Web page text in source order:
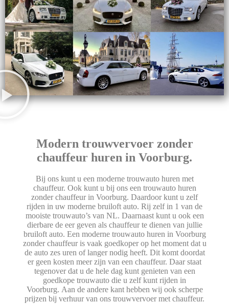
Modern trouwvervoer zonder
chauffeur huren in Voorburg.
Bij ons kunt u een moderne trouwauto huren met
chauffeur. Ook kunt u bij ons een trouwauto huren
zonder chauffeur in Voorburg. Daardoor kunt u zelf
rijden in uw moderne bruiloft auto. Rij zelf in 1 van de
mooiste trouwauto’s van NL. Daarnaast kunt u ook een
dierbare de eer geven als chauffeur te dienen van jullie
bruiloft auto. Een moderne trouwauto huren in Voorburg
zonder chauffeur is vaak goedkoper op het moment dat u
de auto zes uren of langer nodig heeft. Dit komt doordat
er geen kosten meer zijn van een chauffeur. Daar staat
tegenover dat u de hele dag kunt genieten van een
goedkope trouwauto die u zelf kunt rijden in
Voorburg. Aan de andere kant hebben wij ook scherpe
prijzen bij verhuur van ons trouwvervoer met chauffeur.